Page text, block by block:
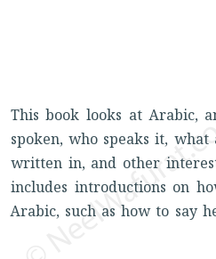
This book looks at Arabic,
spoken, who speaks it,
written in, and other
includes introductions on
Arabic, such as how to say